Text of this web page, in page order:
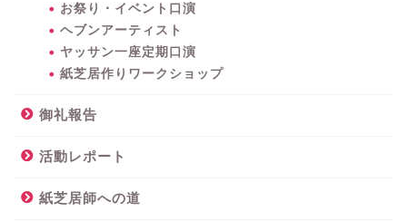
お祭り・イベント口演
ヘブンアーティスト
ヤッサン一座定期口演
紙芝居作りワークショップ
御礼報告
活動レポート
紙芝居師への道